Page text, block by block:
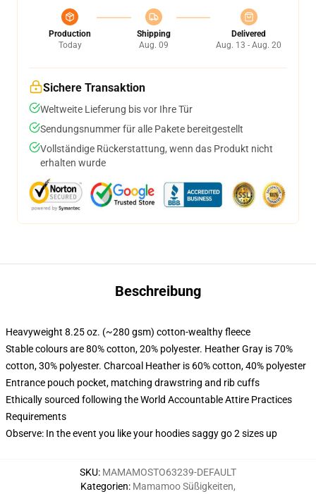
Production
Today
Shipping
Aug. 09
Delivered
Aug. 13 - Aug. 20
Sichere Transaktion
Weltweite Lieferung bis vor Ihre Tür
Sendungsnummer für alle Pakete bereitgestellt
Vollständige Rückerstattung, wenn das Produkt nicht
erhalten wurde
Beschreibung
Heavyweight 8.25 oz. (~280 gsm) cotton-wealthy fleece
Stable colours are 80% cotton, 20% polyester. Heather Gray is 70%
cotton, 30% polyester. Charcoal Heather is 60% cotton, 40% polyester
Entrance pouch pocket, matching drawstring and rib cuffs
Ethically sourced following the World Accountable Attire Practices
Requirements
Observe: In the event you like your hoodies saggy go 2 sizes up
SKU: MAMAMOSTO63239-DEFAULT
Kategorien: Mamamoo Süßigkeiten,